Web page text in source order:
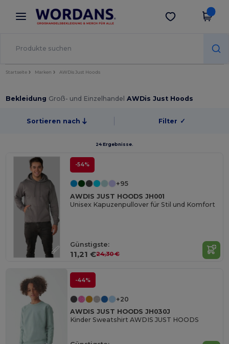
× Wordans App
Bessere Preise in der App!
App holen
Startseite Marken AWDis Just Hoods
Bekleidung Groß- und Einzelhandel AWDis Just Hoods
Sortieren nach Filter ✓
24 Ergebnisse.
-54%
+95
AWDIS JUST HOODS JH001
Unisex Kapuzenpullover für Stil und Komfort
Günstigste:
11,21 €24,30 €
-44%
+20
AWDIS JUST HOODS JH030J
Kinder Sweatshirt AWDIS JUST HOODS